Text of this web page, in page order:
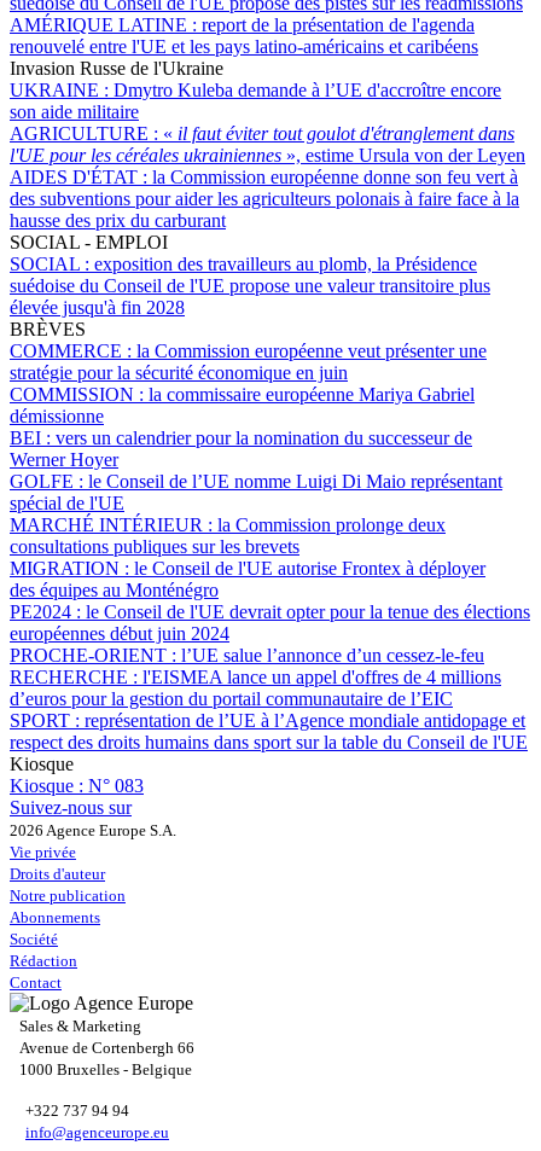
AMÉRIQUE LATINE : report de la présentation de l'agenda
renouvelé entre l'UE et les pays latino-américains et caribéens
Invasion Russe de l'Ukraine
UKRAINE : Dmytro Kuleba demande à l’UE d'accroître encore
son aide militaire
AGRICULTURE : « il faut éviter tout goulot d'étranglement dans
l'UE pour les céréales ukrainiennes », estime Ursula von der Leyen
AIDES D'ÉTAT : la Commission européenne donne son feu vert à
des subventions pour aider les agriculteurs polonais à faire face à la
hausse des prix du carburant
SOCIAL - EMPLOI
SOCIAL : exposition des travailleurs au plomb, la Présidence
suédoise du Conseil de l'UE propose une valeur transitoire plus
élevée jusqu'à fin 2028
BRÈVES
COMMERCE : la Commission européenne veut présenter une
stratégie pour la sécurité économique en juin
COMMISSION : la commissaire européenne Mariya Gabriel
démissionne
BEI : vers un calendrier pour la nomination du successeur de
Werner Hoyer
GOLFE : le Conseil de l’UE nomme Luigi Di Maio représentant
spécial de l'UE
MARCHÉ INTÉRIEUR : la Commission prolonge deux
consultations publiques sur les brevets
MIGRATION : le Conseil de l'UE autorise Frontex à déployer
des équipes au Monténégro
PE2024 : le Conseil de l'UE devrait opter pour la tenue des élections
européennes début juin 2024
PROCHE-ORIENT : l’UE salue l’annonce d’un cessez-le-feu
RECHERCHE : l'EISMEA lance un appel d'offres de 4 millions
d’euros pour la gestion du portail communautaire de l’EIC
SPORT : représentation de l’UE à l’Agence mondiale antidopage et
respect des droits humains dans sport sur la table du Conseil de l'UE
Kiosque
Kiosque : N° 083
Suivez-nous sur
2026 Agence Europe S.A.
Vie privée
Droits d'auteur
Notre publication
Abonnements
Société
Rédaction
Contact
Sales & Marketing
Avenue de Cortenbergh 66
1000 Bruxelles - Belgique
+322 737 94 94
info@agenceurope.eu